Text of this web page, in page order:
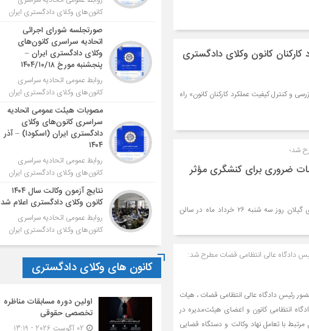
کارکنان کانون وکلای دادگستری
و کنترل کیفیت عملکرد کارکنان کانون» راه
شد؛
ضروری برای کنشگری مؤثر
سی‌اٌمین آیین تحلیف کارآموزان وکالت کانون وکلای دادگستری گیلان روز سه شنبه ۲۶ خرداد ماه در سالن
دادگاه عالی انتظامی قضات مطرح شد:
رئیس دادگاه عالی انتظامی قضات ، هیات
انتظامی کانون و اعضای هیئت‌مدیره در
با تعامل نهاد وکالت و دستگاه قضایی
کانون‌های وکلای دادگستری ایران
صورتجلسه شورای اجرائی
اتحادیه سراسری کانون‌های
وکلای دادگستری ایران –
پنجشنبه مورخ ۱۴۰۴/۱۰/۱۸
روابط عمومی اتحادیه سراسری
کانون‌های وکلای دادگستری ایران
مصوبات هیئت عمومی اتحادیه
سراسری کانون‌های وکلای
دادگستری ایران (اسکودا) – آذر
۱۴۰۴
روابط عمومی اتحادیه سراسری
کانون‌های وکلای دادگستری ایران
نتایج آزمون وکالت سال ۱۴۰۴
کانون وکلای دادگستری اعلام شد
روابط عمومی اتحادیه سراسری
کانون‌های وکلای دادگستری ایران
کانون های وکلای دادگستری
اولین دوره مسابقات مناظره
تخصصی حقوقی